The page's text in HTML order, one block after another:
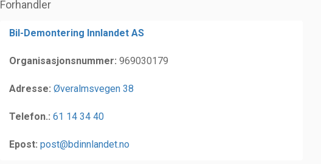
Forhandler
Bil-Demontering Innlandet AS
Organisasjonsnummer: 969030179
Adresse: Øveralmsvegen 38
Telefon.: 61 14 34 40
Epost: post@bdinnlandet.no